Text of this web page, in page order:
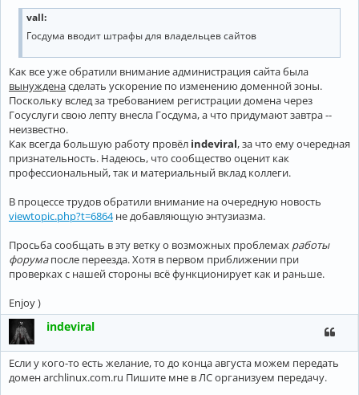
vall:
Госдума вводит штрафы для владельцев сайтов
Как все уже обратили внимание администрация сайта была
вынужденасделать ускорение по изменению доменной зоны.
Поскольку вслед за требованием регистрации домена через
Госуслуги свою лепту внесла Госдума, а что придумают завтра --
неизвестно.
Как всегда большую работу провёл indeviral, за что ему очередная
признательность. Надеюсь, что сообщество оценит как
профессиональный, так и материальный вклад коллеги.
В процессе трудов обратили внимание на очередную новость
viewtopic.php?t=6864не добавляющую энтузиазма.
Просьба сообщать в эту ветку о возможных проблемах работы
форумапосле переезда. Хотя в первом приближении при
проверках с нашей стороны всё функционирует как и раньше.
Enjoy )
indeviral
Если у кого-то есть желание, то до конца августа можем передать
домен archlinux.com.ru Пишите мне в ЛС организуем передачу.